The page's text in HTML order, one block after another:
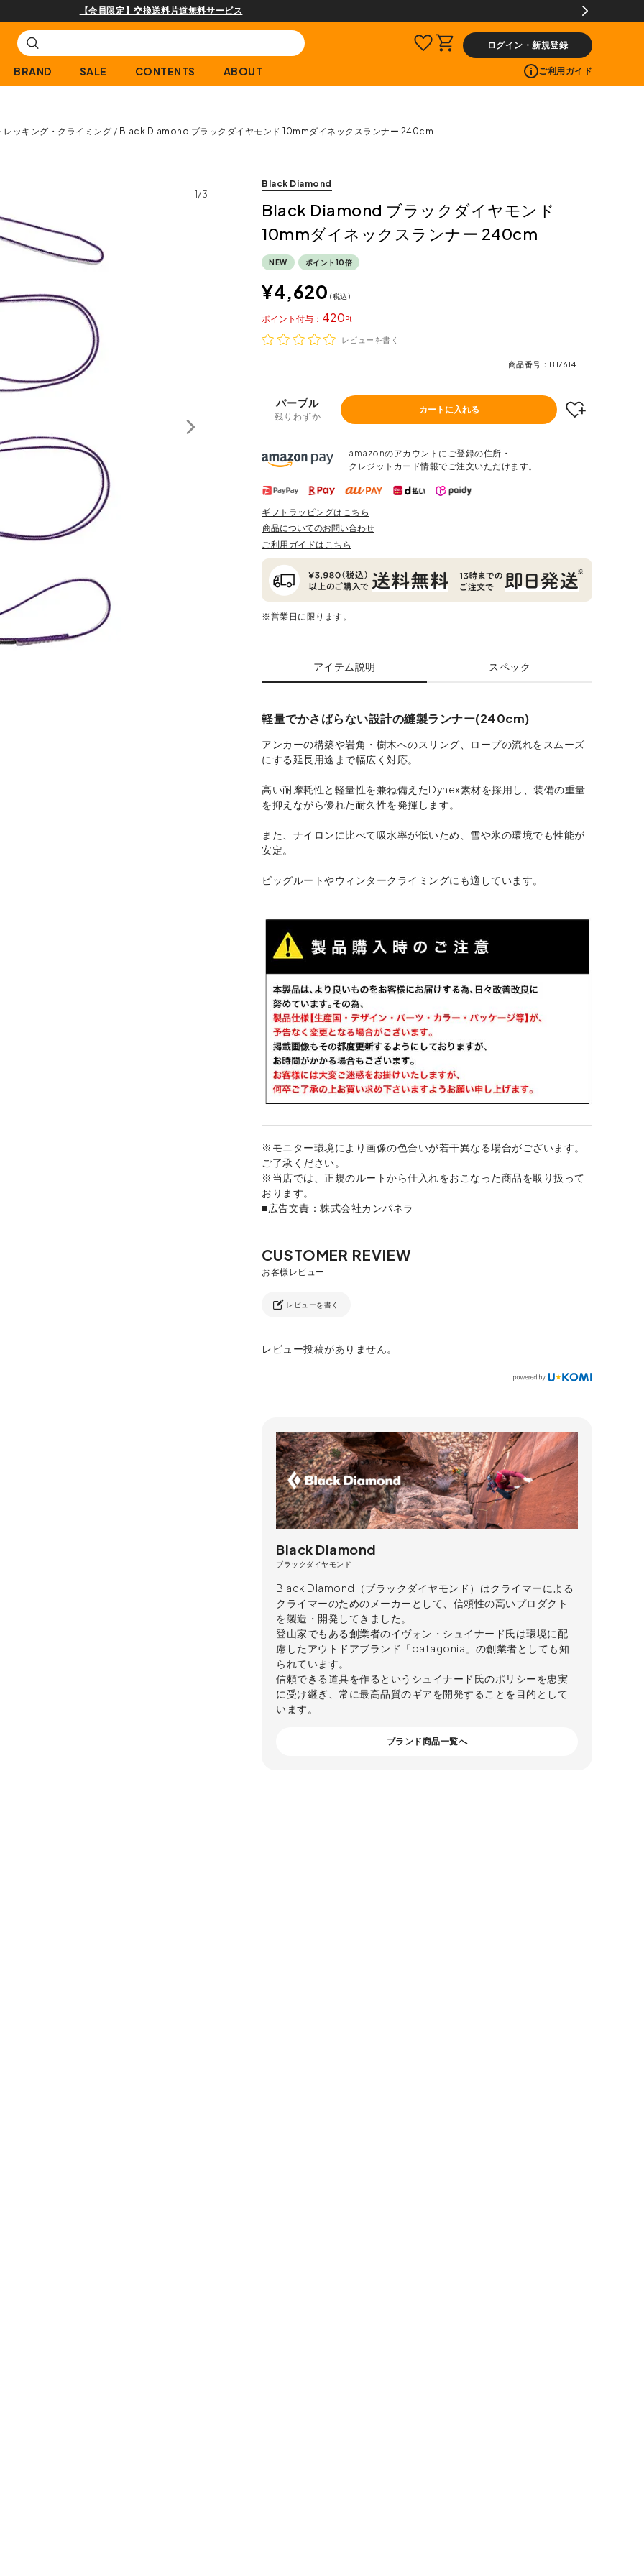
購入商品[¥2,000(税込)以上]のレビュー投稿で300ptプレゼント!
ログイン・新規登録
BRAND SALE CONTENTS ABOUT ご利用ガイド
レッキング・クライミング Black Diamond ブラックダイヤモンド 10mmダイネックスランナー 240cm
1/3
Black Diamond
Black Diamond ブラックダイヤモンド
10mmダイネックスランナー 240cm
NEW ポイント10倍
¥4,620 税込
420
ポイント
レビューを書く
商品番号 B17614
パープル
残りわずか
カートに入れる
amazonのアカウントにご登録の住所・
クレジットカード情報でご注文いただけます。
ギフトラッピングはこちら
商品についてのお問い合わせ
ご利用ガイドはこちら
※営業日に限ります。
アイテム説明 スペック
軽量でかさばらない設計の縫製ランナー(240cm)
アンカーの構築や岩角・樹木へのスリング、ロープの流れをスムーズ
にする延長用途まで幅広く対応。
高い耐摩耗性と軽量性を兼ね備えたDynex素材を採用し、装備の重量
を抑えながら優れた耐久性を発揮します。
また、ナイロンに比べて吸水率が低いため、雪や氷の環境でも性能が
安定。
ビッグルートやウィンタークライミングにも適しています。
※モニター環境により画像の色合いが若干異なる場合がございます。
ご了承ください。
※当店では、正規のルートから仕入れをおこなった商品を取り扱って
おります。
■広告文責：株式会社カンパネラ
レビューを書く
レビュー投稿がありません。
Black Diamond
ブラックダイヤモンド
Black Diamond（ブラックダイヤモンド）はクライマーによる
クライマーのためのメーカーとして、信頼性の高いプロダクト
を製造・開発してきました。
登山家でもある創業者のイヴォン・シュイナード氏は環境に配
慮したアウトドアブランド「patagonia」の創業者としても知
られています。
信頼できる道具を作るというシュイナード氏のポリシーを忠実
に受け継ぎ、常に最高品質のギアを開発することを目的として
います。
ブランド商品一覧へ